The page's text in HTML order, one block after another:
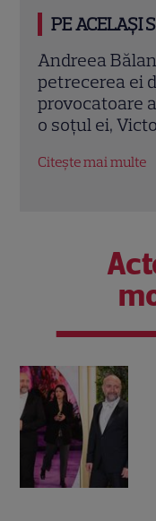
PE ACELAȘI
Andreea
petrecerea ei
provocatoare
o soțul ei,
Citește mai multe